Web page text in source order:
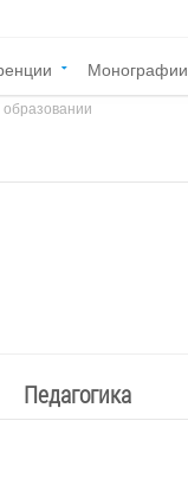
Монографии
Педагогика